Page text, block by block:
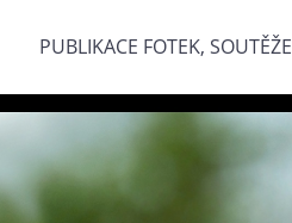
PUBLIKACE FOTEK, SOUTĚŽE